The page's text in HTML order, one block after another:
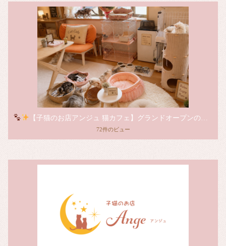
【子猫のお店アンジュ 猫カフェ】グランドオープンのお知らせ
72件のビュー